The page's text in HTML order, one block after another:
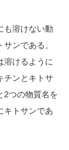
も溶けない動
ンである。
溶けるように
チンとキトサ
2つの物質名を
キトサンであ